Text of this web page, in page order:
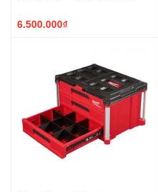
6.500.000₫